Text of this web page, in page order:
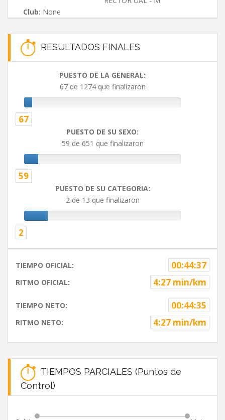
Club: None
RESULTADOS FINALES
PUESTO DE LA GENERAL:
67 de 1274 que finalizaron
67
PUESTO DE SU SEXO:
59 de 651 que finalizaron
59
PUESTO DE SU CATEGORIA:
2 de 13 que finalizaron
2
TIEMPO OFICIAL: 00:44:37
RITMO OFICIAL: 4:27 min/km
TIEMPO NETO: 00:44:35
RITMO NETO: 4:27 min/km
TIEMPOS PARCIALES (Puntos de
Control)